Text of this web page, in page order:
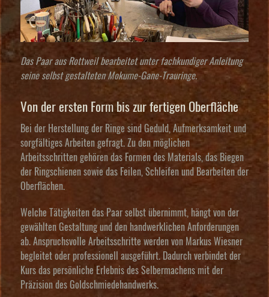
Das Paar aus Rottweil bearbeitet unter fachkundiger Anleitung
seine selbst gestalteten Mokume-Gane-Trauringe.
Von der ersten Form bis zur fertigen Oberfläche
Bei der Herstellung der Ringe sind Geduld, Aufmerksamkeit und
sorgfältiges Arbeiten gefragt. Zu den möglichen
Arbeitsschritten gehören das Formen des Materials, das Biegen
der Ringschienen sowie das Feilen, Schleifen und Bearbeiten der
Oberflächen.
Welche Tätigkeiten das Paar selbst übernimmt, hängt von der
gewählten Gestaltung und den handwerklichen Anforderungen
ab. Anspruchsvolle Arbeitsschritte werden von Markus Wiesner
begleitet oder professionell ausgeführt. Dadurch verbindet der
Kurs das persönliche Erlebnis des Selbermachens mit der
Präzision des Goldschmiedehandwerks.